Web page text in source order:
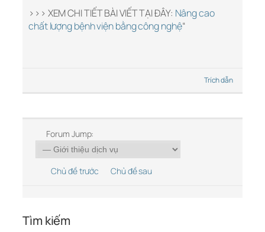
>>> XEM CHI TIẾT BÀI VIẾT TẠI ĐÂY: Nâng cao
chất lượng bệnh viện bằng công nghệ“
Trích dẫn
Forum Jump:
Chủ đề trước Chủ đề sau
Tìm kiếm